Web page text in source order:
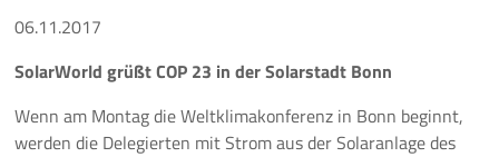
Mitglieder
Aktivitäten
Veranstaltungen
06.11.2017
SolarWorld grüßt COP 23 in der Solarstadt Bonn
Wenn am Montag die Weltklimakonferenz in Bonn beginnt,
werden die Delegierten mit Strom aus der Solaranlage des